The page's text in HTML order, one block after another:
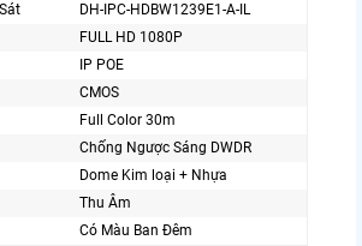
DH-IPC-HDBW1239E1-A-IL
FULL HD 1080P
IP POE
CMOS
Full Color 30m
Chống Ngược Sáng DWDR
Dome Kim loại + Nhựa
Thu Âm
Có Màu Ban Ðêm